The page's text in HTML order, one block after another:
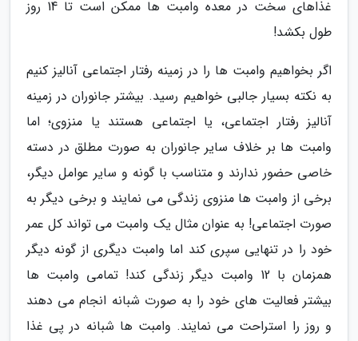
غذاهای سخت در معده وامبت ها ممکن است تا 14 روز
طول بکشد!
اگر بخواهیم وامبت ها را در زمینه رفتار اجتماعی آنالیز کنیم
به نکته بسیار جالبی خواهیم رسید. بیشتر جانوران در زمینه
آنالیز رفتار اجتماعی، یا اجتماعی هستند یا منزوی؛ اما
وامبت ها بر خلاف سایر جانوران به صورت مطلق در دسته
خاصی حضور ندارند و متناسب با گونه و سایر عوامل دیگر،
برخی از وامبت ها منزوی زندگی می نمایند و برخی دیگر به
صورت اجتماعی! به عنوان مثال یک وامبت می تواند کل عمر
خود را در تنهایی سپری کند اما وامبت دیگری از گونه دیگر
همزمان با 12 وامبت دیگر زندگی کند! تمامی وامبت ها
بیشتر فعالیت های خود را به صورت شبانه انجام می دهند
و روز را استراحت می نمایند. وامبت ها شبانه در پی غذا